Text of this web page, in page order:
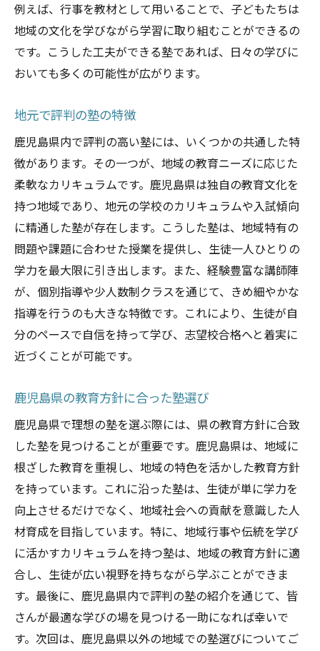
例えば、行事を教材として用いることで、子どもたちは
地域の文化を学びながら学習に取り組むことができるの
です。こうした工夫ができる塾であれば、日々の学びに
おいても多くの可能性が広がります。
地元で評判の塾の特徴
鹿児島県内で評判の高い塾には、いくつかの共通した特
徴があります。その一つが、地域の教育ニーズに応じた
柔軟なカリキュラムです。鹿児島県は独自の教育文化を
持つ地域であり、地元の学校のカリキュラムや入試傾向
に精通した塾が存在します。こうした塾は、地域特有の
問題や課題に合わせた授業を提供し、生徒一人ひとりの
学力を最大限に引き出します。また、経験豊富な講師陣
が、個別指導や少人数制クラスを通じて、きめ細やかな
指導を行うのも大きな特徴です。これにより、生徒が自
分のペースで自信を持って学び、志望校合格へと着実に
近づくことが可能です。
鹿児島県の教育方針に合った塾選び
鹿児島県で理想の塾を選ぶ際には、県の教育方針に合致
した塾を見つけることが重要です。鹿児島県は、地域に
根ざした教育を重視し、地域の特色を活かした教育方針
を持っています。これに沿った塾は、生徒が単に学力を
向上させるだけでなく、地域社会への貢献を意識した人
材育成を目指しています。特に、地域行事や伝統を学び
に活かすカリキュラムを持つ塾は、地域の教育方針に適
合し、生徒が広い視野を持ちながら学ぶことができま
す。最後に、鹿児島県内で評判の塾の紹介を通じて、皆
さんが最適な学びの場を見つける一助になれば幸いで
す。次回は、鹿児島県以外の地域での塾選びについてご